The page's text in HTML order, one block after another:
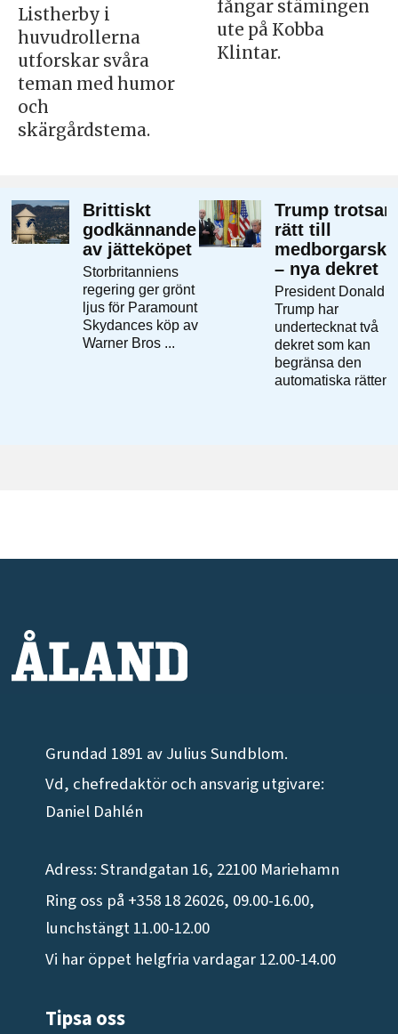
Listherby i
huvudrollerna
utforskar svåra
teman med humor
och
skärgårdstema.
fångar stämingen
ute på Kobba
Klintar.
Grundad 1891 av Julius Sundblom.
Vd, chefredaktör och ansvarig utgivare:
Daniel Dahlén
Adress: Strandgatan 16, 22100 Mariehamn
Ring oss på +358 18 26026, 09.00-16.00,
lunchstängt 11.00-12.00
Vi har öppet helgfria vardagar 12.00-14.00
Tipsa oss